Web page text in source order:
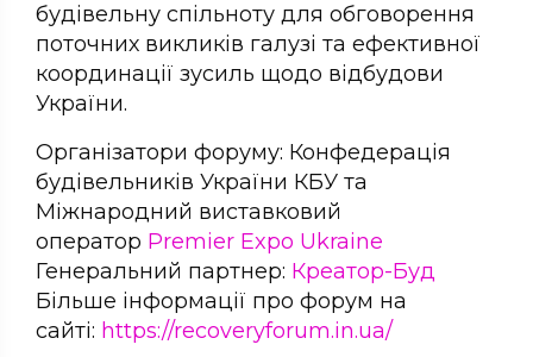
будівельну спільноту для обговорення
поточних викликів галузі та ефективної
координації зусиль щодо відбудови
України.
Організатори форуму: Конфедерація
будівельників України КБУ та
Міжнародний виставковий
оператор Premier Expo Ukraine
Генеральний партнер: Креатор-Буд
Більше інформації про форум на
сайті: https://recoveryforum.in.ua/